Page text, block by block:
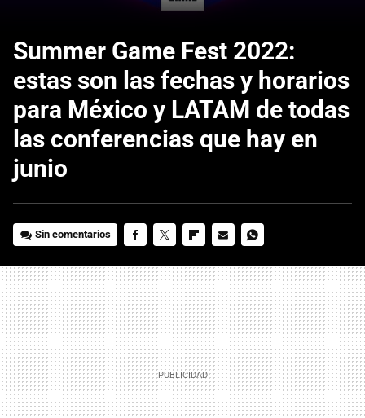
Summer Game Fest 2022:
estas son las fechas y horarios
para México y LATAM de todas
las conferencias que hay en
junio
Sin comentarios
MAIL